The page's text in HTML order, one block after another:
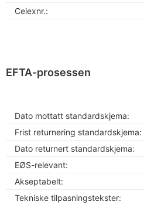
Celexnr.:
EFTA-prosessen
Dato mottatt standardskjema:
Frist returnering standardskjema:
Dato returnert standardskjema:
EØS-relevant:
Akseptabelt:
Tekniske tilpasningstekster: